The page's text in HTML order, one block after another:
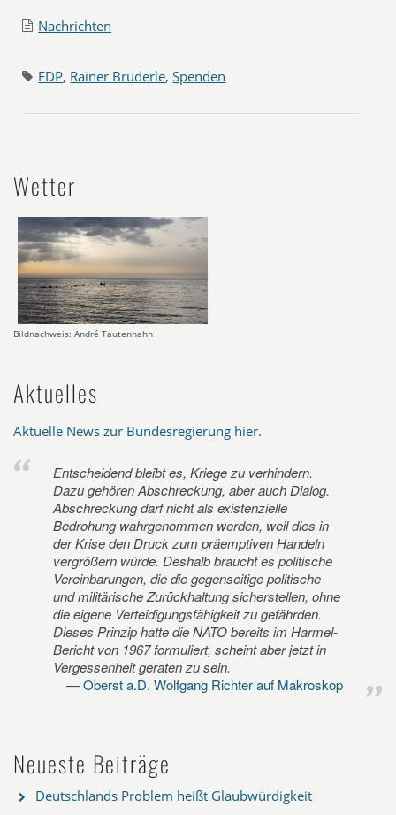
Nachrichten
FDP, Rainer Brüderle,Spenden
Wetter
Bildnachweis: André Tautenhahn
Aktuelles
Aktuelle News zur Bundesregierung hier.
Entscheidend bleibt es, Kriege zu verhindern.
Dazu gehören Abschreckung, aber auch Dialog.
Abschreckung darf nicht als existenzielle
Bedrohung wahrgenommen werden, weil dies in
der Krise den Druck zum präemptiven Handeln
vergrößern würde. Deshalb braucht es politische
Vereinbarungen, die die gegenseitige politische
und militärische Zurückhaltung sicherstellen, ohne
die eigene Verteidigungsfähigkeit zu gefährden.
Dieses Prinzip hatte die NATO bereits im Harmel-
Bericht von 1967 formuliert, scheint aber jetzt in
Vergessenheit geraten zu sein.
Oberst a.D. Wolfgang Richter auf Makroskop
Neueste Beiträge
Deutschlands Problem heißt Glaubwürdigkeit